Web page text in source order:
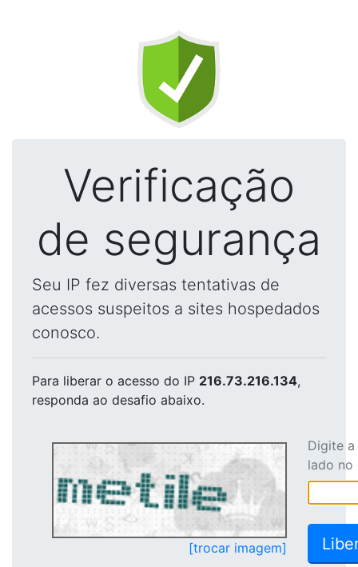
Verificação
de segurança
Seu IP fez diversas tentativas de
acessos suspeitos a sites hospedados
conosco.
Para liberar o acesso do IP 216.73.216.134,
responda ao desafio abaixo.
[trocar imagem]
Digite
lado no